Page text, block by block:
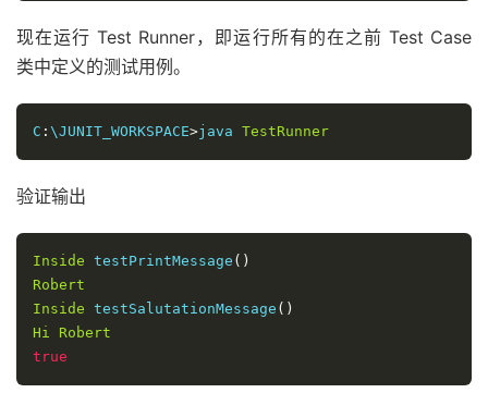
现在运行 Test Runner，即运行所有的在之前 Test Case
类中定义的测试用例。
C : \JUNIT_WORKSPACE>java TestRunner
验证输出
Inside testPrintMessage ()
Robert
Inside testSalutationMessage ()
Hi
Robert
true